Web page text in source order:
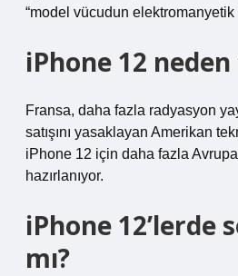
“model vücudun elektromanyetik
iPhone 12
Fransa, daha fazla radyasyon
satışını yasaklayan Amerikan
iPhone 12 için daha fazla
hazırlanıyor.
iPhone 12’lerde
mı?